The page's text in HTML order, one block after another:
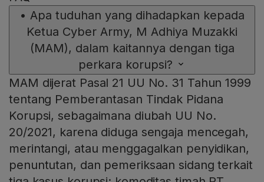
• Apa tuduhan yang dihadapkan kepada
Ketua Cyber Army, M Adhiya Muzakki
(MAM), dalam kaitannya dengan tiga
perkara korupsi?
MAM dijerat Pasal 21 UU No. 31 Tahun 1999
tentang Pemberantasan Tindak Pidana
Korupsi, sebagaimana diubah UU No.
20/2021, karena diduga sengaja mencegah,
merintangi, atau menggagalkan penyidikan,
penuntutan, dan pemeriksaan sidang terkait